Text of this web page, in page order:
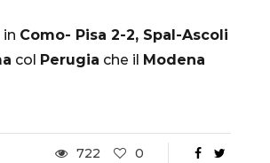
in Como- Pisa 2-2, Spal-Ascoli
col Perugia che il
Modena
722 0
già qualificato agli
Ottavi di Finale